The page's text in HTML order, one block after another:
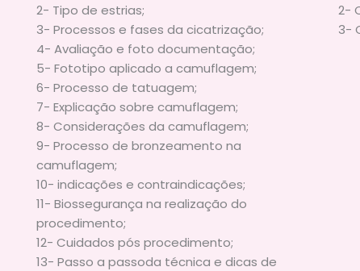
2- Tipo de estrias;
3- Processos e fases da cicatrização;
4- Avaliação e foto documentação;
5- Fototipo aplicado a camuflagem;
6- Processo de tatuagem;
7- Explicação sobre camuflagem;
8- Considerações da camuflagem;
9- Processo de bronzeamento na
camuflagem;
10- indicações e contraindicações;
11- Biossegurança na realização do
procedimento;
12- Cuidados pós procedimento;
13- Passo a passoda técnica e dicas de
2-
3-